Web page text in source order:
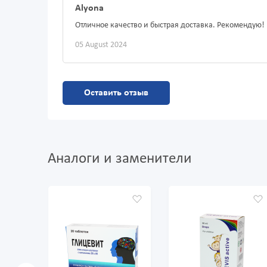
Alyona
Отличное качество и быстрая доставка. Рекомендую!
05 August 2024
Оставить отзыв
Аналоги и заменители